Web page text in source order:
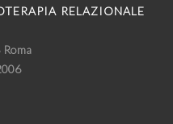
RELAZIONALE